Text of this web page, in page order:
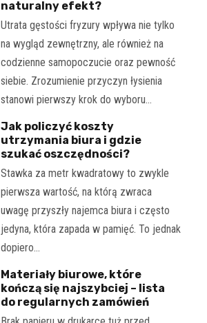
naturalny efekt?
Utrata gęstości fryzury wpływa nie tylko
na wygląd zewnętrzny, ale również na
codzienne samopoczucie oraz pewność
siebie. Zrozumienie przyczyn łysienia
stanowi pierwszy krok do wyboru…
Jak policzyć koszty
utrzymania biura i gdzie
szukać oszczędności?
Stawka za metr kwadratowy to zwykle
pierwsza wartość, na którą zwraca
uwagę przyszły najemca biura i często
jedyna, która zapada w pamięć. To jednak
dopiero…
Materiały biurowe, które
kończą się najszybciej – lista
do regularnych zamówień